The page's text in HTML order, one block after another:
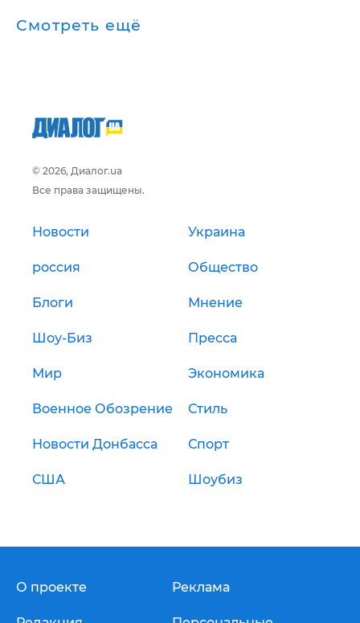
Смотреть ещё
© 2026, Диалог.ua
Все права защищены.
Новости Украина
россия Общество
Блоги Мнение
Шоу-Биз Пресса
Мир Экономика
Военное Обозрение Стиль
Новости Донбасса Спорт
США Шоубиз
О проекте Реклама